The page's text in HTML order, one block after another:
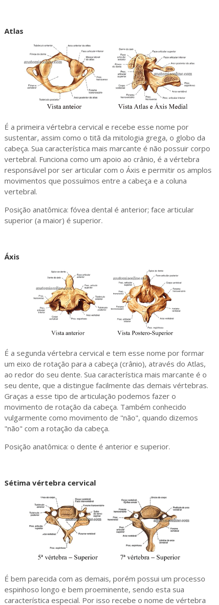
Atlas
É a primeira vértebra cervical e recebe esse nome por
sustentar, assim como o titã da mitologia grega, o globo da
cabeça. Sua característica mais marcante é não possuir corpo
vertebral. Funciona como um apoio ao crânio, é a vértebra
responsável por ser articular com o Áxis e permitir os amplos
movimentos que possuímos entre a cabeça e a coluna
vertebral.
Posição anatômica: fóvea dental é anterior; face articular
superior (a maior) é superior.
Áxis
É a segunda vértebra cervical e tem esse nome por formar
um eixo de rotação para a cabeça (crânio), através do Atlas,
ao redor do seu dente. Sua característica mais marcante é o
seu dente, que a distingue facilmente das demais vértebras.
Graças a esse tipo de articulação podemos fazer o
movimento de rotação da cabeça. Também conhecido
vulgarmente como movimento de "não", quando dizemos
"não" com a rotação da cabeça.
Posição anatômica: o dente é anterior e superior.
Sétima vértebra cervical
É bem parecida com as demais, porém possui um processo
espinhoso longo e bem proeminente, sendo esta sua
característica especial. Por isso recebe o nome de vértebra